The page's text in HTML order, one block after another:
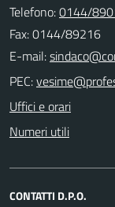
Telefono:0144/
Fax: 0144/89216
E-mail:
PEC:
Uffici e orari
Numeri utili
CONTATTI D.P.O.